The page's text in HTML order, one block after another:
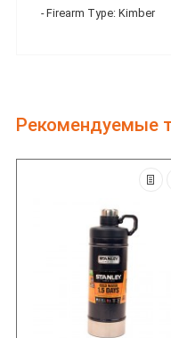
- Firearm Type: Kimber
Рекомендуемые